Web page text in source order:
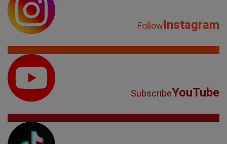
FollowInstagram
SubscribeYouTube